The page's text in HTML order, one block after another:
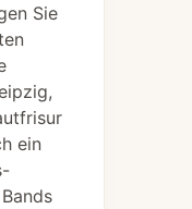
Sie
ein